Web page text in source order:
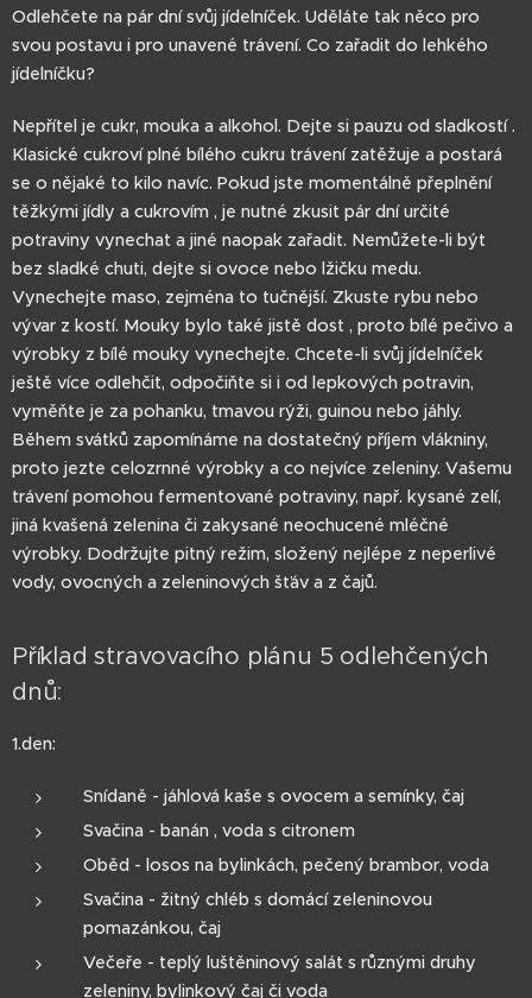
Odlehčete na pár dní svůj jídelníček. Uděláte tak něco pro
svou postavu i pro unavené trávení. Co zařadit do lehkého
jídelníčku?
Nepřítel je cukr, mouka a alkohol. Dejte si pauzu od sladkostí .
Klasické cukroví plné bílého cukru trávení zatěžuje a postará
se o nějaké to kilo navíc. Pokud jste momentálně přeplnění
těžkými jídly a cukrovím , je nutné zkusit pár dní určité
potraviny vynechat a jiné naopak zařadit. Nemůžete-li být
bez sladké chuti, dejte si ovoce nebo lžičku medu.
Vynechejte maso, zejména to tučnější. Zkuste rybu nebo
vývar z kostí. Mouky bylo také jistě dost , proto bílé pečivo a
výrobky z bílé mouky vynechejte. Chcete-li svůj jídelníček
ještě více odlehčit, odpočiňte si i od lepkových potravin,
vyměňte je za pohanku, tmavou rýži, guinou nebo jáhly.
Během svátků zapomínáme na dostatečný příjem vlákniny,
proto jezte celozrnné výrobky a co nejvíce zeleniny. Vašemu
trávení pomohou fermentované potraviny, např. kysané zelí,
jiná kvašená zelenina či zakysané neochucené mléčné
výrobky. Dodržujte pitný režim, složený nejlépe z neperlivé
vody, ovocných a zeleninových šťáv a z čajů.
Příklad stravovacího plánu 5 odlehčených
dnů:
1.den:
Snídaně - jáhlová kaše s ovocem a semínky, čaj
Svačina - banán , voda s citronem
Oběd - losos na bylinkách, pečený brambor, voda
Svačina - žitný chléb s domácí zeleninovou
pomazánkou, čaj
Večeře - teplý luštěninový salát s různými druhy
zeleniny, bylinkový čaj či voda